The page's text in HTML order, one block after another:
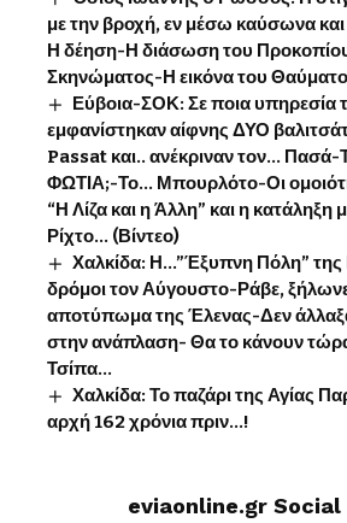
με την βροχή, εν μέσω καύσωνα
Η δέηση-Η διάσωση του Προκοπίου
Σκηνώματος-Η εικόνα του
Εύβοια-ΣΟΚ: Σε ποια υπηρεσία
εμφανίστηκαν αίφνης ΔΥΟ
Passat και.. ανέκριναν τον…
ΦΩΤΙΑ;-Το… Μπουρλότο-Οι
“Η Λίζα και η Άλλη” και η κατάληξη
Ρίχτο… (Βίντεο)
Χαλκίδα: Η…”Έξυπνη Πόλη” της
δρόμοι τον Αύγουστο-Ράβε,
αποτύπωμα της Έλενας-Δεν
στην ανάπλαση- Θα το κάνουν
Τσίπα…
Χαλκίδα: Το παζάρι της Αγίας
αρχή 162 χρόνια πριν…!
eviaonline.gr Social